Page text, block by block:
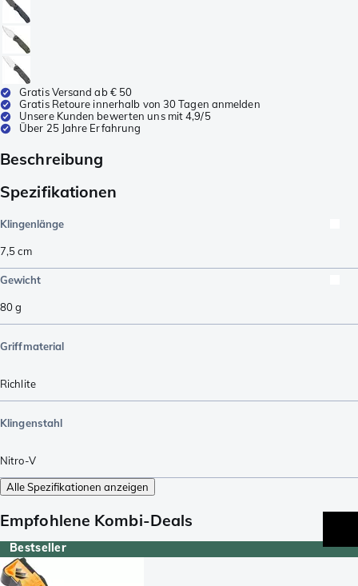
Gratis Versand ab € 50
Gratis Retoure innerhalb von 30 Tagen anmelden
Unsere Kunden bewerten uns mit 4,9/5
Über 25 Jahre Erfahrung
Beschreibung
Spezifikationen
Klingenlänge
7,5cm
Gewicht
80g
Griffmaterial
Richlite
Klingenstahl
Nitro-V
Alle Spezifikationen anzeigen
Empfohlene Kombi-Deals
Bestseller